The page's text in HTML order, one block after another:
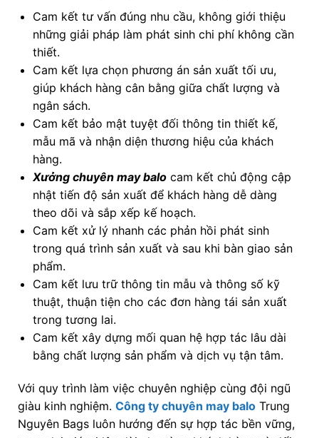
Cam kết tư vấn đúng nhu cầu, không giới thiệu
những giải pháp làm phát sinh chi phí không cần
thiết.
Cam kết lựa chọn phương án sản xuất tối ưu,
giúp khách hàng cân bằng giữa chất lượng và
ngân sách.
Cam kết bảo mật tuyệt đối thông tin thiết kế,
mẫu mã và nhận diện thương hiệu của khách
hàng.
Xưởng chuyên may balocam kết chủ động cập
nhật tiến độ sản xuất để khách hàng dễ dàng
theo dõi và sắp xếp kế hoạch.
Cam kết xử lý nhanh các phản hồi phát sinh
trong quá trình sản xuất và sau khi bàn giao sản
phẩm.
Cam kết lưu trữ thông tin mẫu và thông số kỹ
thuật, thuận tiện cho các đơn hàng tái sản xuất
trong tương lai.
Cam kết xây dựng mối quan hệ hợp tác lâu dài
bằng chất lượng sản phẩm và dịch vụ tận tâm.
Với quy trình làm việc chuyên nghiệp cùng đội ngũ
giàu kinh nghiệm. Công ty chuyên may baloTrung
Nguyên Bags luôn hướng đến sự hợp tác bền vững,